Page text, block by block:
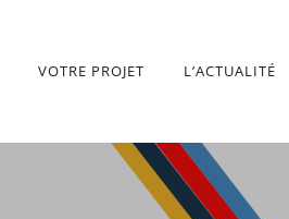
VOTRE PROJET L’ACTUALITÉ